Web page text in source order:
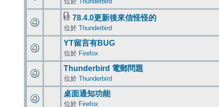
78.4.0更新後來信怪怪的
位於 Thunderbird
YT留言有BUG
位於 Firefox
Thunderbird 電郵問題
位於 Thunderbird
桌面通知功能
位於 Firefox